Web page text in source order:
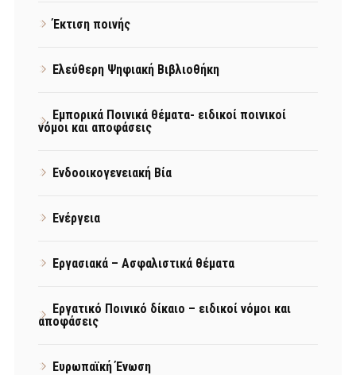
Έκτιση ποινής
Ελεύθερη Ψηφιακή Βιβλιοθήκη
Εμπορικά Ποινικά θέματα- ειδικοί ποινικοί
νόμοι και αποφάσεις
Ενδοοικογενειακή Βία
Ενέργεια
Εργασιακά – Ασφαλιστικά θέματα
Εργατικό Ποινικό δίκαιο – ειδικοί νόμοι και
αποφάσεις
Ευρωπαϊκή Ένωση